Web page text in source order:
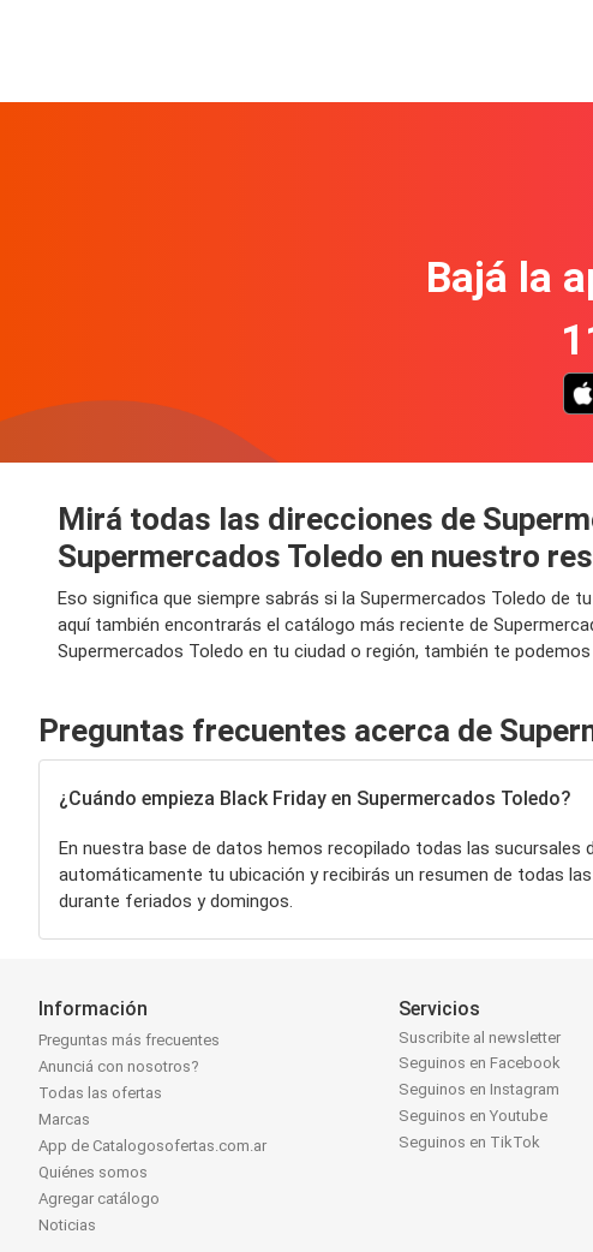
Bajá la
Mirá todas las direcciones de
Supermercados Toledo en nuestro
Eso significa que siempre sabrás si la Supermercados Toledo de
aquí también encontrarás el catálogo más reciente de
Supermercados Toledo en tu ciudad o región, también te
Preguntas frecuentes acerca de
¿Cuándo empieza Black Friday en Supermercados Toledo?
En nuestra base de datos hemos recopilado todas las sucursales
automáticamente tu ubicación y recibirás un resumen de todas
durante feriados y domingos.
Información
Preguntas más frecuentes
Anunciá con nosotros?
Todas las ofertas
Marcas
App de Catalogosofertas.com.ar
Quiénes somos
Agregar catálogo
Noticias
Servicios
Suscribite al newsletter
Seguinos en Facebook
Seguinos en Instagram
Seguinos en Youtube
Seguinos en TikTok